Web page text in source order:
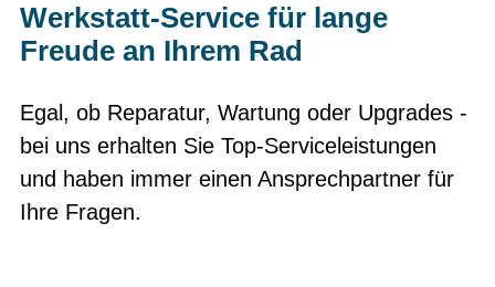
Werkstatt-Service für lange
Freude an Ihrem Rad
Egal, ob Reparatur, Wartung oder Upgrades -
bei uns erhalten Sie Top-Serviceleistungen
und haben immer einen Ansprechpartner für
Ihre Fragen.